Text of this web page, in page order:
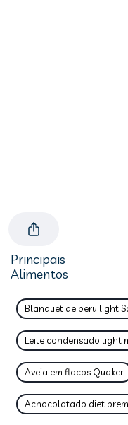
Principais
Alimentos
Blanquet de peru light
Leite condensado light
Aveia em flocos Quaker
Achocolatado diet